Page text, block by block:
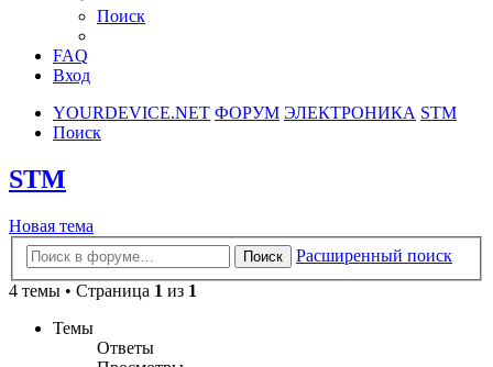
Поиск
FAQ
Вход
YOURDEVICE.NET ФОРУМ ЭЛЕКТРОНИКА STM
Поиск
STM
Новая тема
Поиск
Расширенный поиск
4 темы • Страница 1 из 1
Темы
Ответы